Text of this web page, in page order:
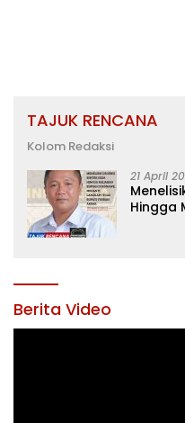
TAJUK RENCANA
Kolom Redaksi
21 April
Hingga
Berita Video